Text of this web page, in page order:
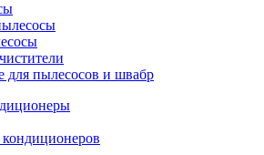
пылесосов и швабр